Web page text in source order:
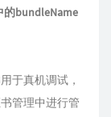
bundleName
于真机调试，
管理中进行管